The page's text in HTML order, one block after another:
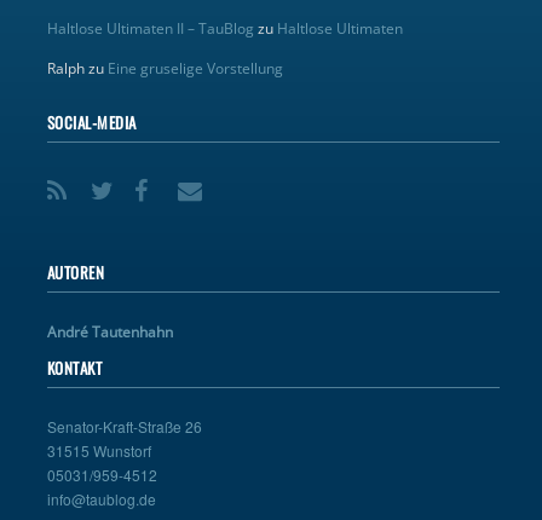
Haltlose Ultimaten II – TauBlog zu Haltlose Ultimaten
Ralphzu Eine gruselige Vorstellung
SOCIAL-MEDIA
AUTOREN
André Tautenhahn
KONTAKT
Senator-Kraft-Straße 26
31515 Wunstorf
05031/959-4512
info@taublog.de